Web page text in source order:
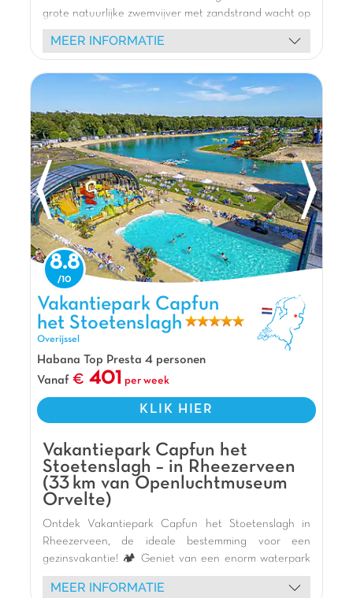
grote natuurlijke zwemvijver met zandstrand wacht op
u. Kinderen vermaken zich op de vele speeltuinen,
zowel binnen als buiten (houten kasteel, pumptrack,
en gevarieerde animatie (schuimparty, shows)
garanderen onvergetelijke momenten. Ontdek onze
moderne stacaravans 🏡 en groene staanplaatsen.
Verken de omgeving: de charmante stad Assen,
WILDLANDS Adventure Zoo Emmen en de
mysterieuze hunebedden in Drenthe. Een actieve en
ontspannende vakantie wacht op u! 🌿
De mening van Jasmijn
Vakantiepark De Fruithof is een mooie, ruim
opgezet vakantiepark. Parkmanager Roeël doet
er samen met zijn team alles aan om gasten een
onvergetelijke familievakantie te laten beleven.
Het grote, overdekte zwembad en peuterbad
worden bij mooi weer omgetoverd tot een heus
openluchtwaterpark! Er zijn meerdere gave
glijbanen op dit vakantiepark, waaronder de
Spacebowl en double slides. Ook de
voor veel zwem- en speelplezier!
Pluspunten
Recreatieplas met zandstrand en trekpont
Waterpark en glijbanen inbegrepen
Nabij Wildlands <10 km
MEER INFORMATIE
Vakantiepark Capfun het Stoetenslagh, Vakantiepark Overijssel
8.8
Vakantiepark Capfun
het Stoetenslagh
Overijssel
Habana Top Presta 4 personen
Vanaf
401 per week
KLIK HIER
Vakantiepark Capfun het
Stoetenslagh – in Rheezerveen
(33 km van Openluchtmuseum
Orvelte)
Ontdek Vakantiepark Capfun het Stoetenslagh in
Rheezerveen, de ideale bestemming voor een
gezinsvakantie! 🏕️ Geniet van een enorm waterpark
🏊‍♀️ met zwembaden, spannende glijbanen 🎢 en een
groot meer met zandstrand 🏖️ voor diverse
MEER INFORMATIE